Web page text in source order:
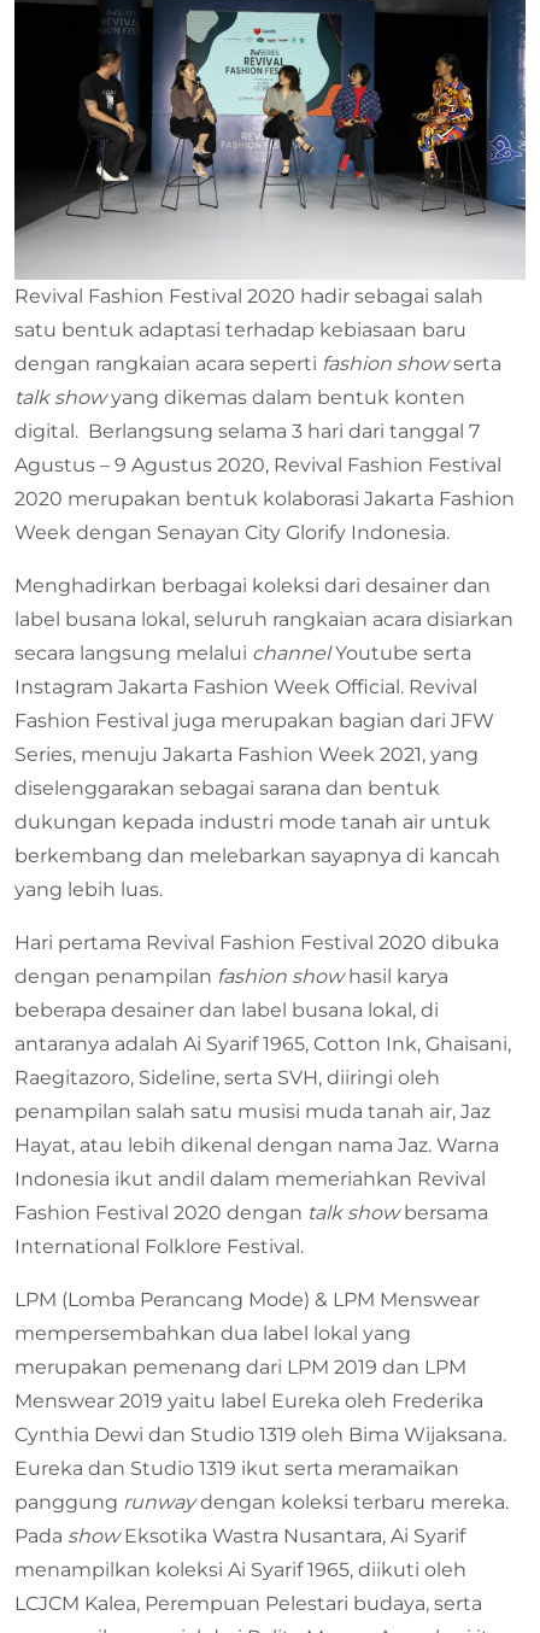
Revival Fashion Festival 2020 hadir sebagai salah
satu bentuk adaptasi terhadap kebiasaan baru
dengan rangkaian acara seperti fashion showserta
talk showyang dikemas dalam bentuk konten
digital. Berlangsung selama 3 hari dari tanggal 7
Agustus – 9 Agustus 2020, Revival Fashion Festival
2020 merupakan bentuk kolaborasi Jakarta Fashion
Week dengan Senayan City Glorify Indonesia.
Menghadirkan berbagai koleksi dari desainer dan
label busana lokal, seluruh rangkaian acara disiarkan
secara langsung melalui channelYoutube serta
Instagram Jakarta Fashion Week Official. Revival
Fashion Festival juga merupakan bagian dari JFW
Series, menuju Jakarta Fashion Week 2021, yang
diselenggarakan sebagai sarana dan bentuk
dukungan kepada industri mode tanah air untuk
berkembang dan melebarkan sayapnya di kancah
yang lebih luas.
Hari pertama Revival Fashion Festival 2020 dibuka
dengan penampilan fashion showhasil karya
beberapa desainer dan label busana lokal, di
antaranya adalah Ai Syarif 1965, Cotton Ink, Ghaisani,
Raegitazoro, Sideline, serta SVH, diiringi oleh
penampilan salah satu musisi muda tanah air, Jaz
Hayat, atau lebih dikenal dengan nama Jaz. Warna
Indonesia ikut andil dalam memeriahkan Revival
Fashion Festival 2020 dengan talk show bersama
International Folklore Festival.
LPM (Lomba Perancang Mode) & LPM Menswear
mempersembahkan dua label lokal yang
merupakan pemenang dari LPM 2019 dan LPM
Menswear 2019 yaitu label Eureka oleh Frederika
Cynthia Dewi dan Studio 1319 oleh Bima Wijaksana.
Eureka dan Studio 1319 ikut serta meramaikan
panggung runwaydengan koleksi terbaru mereka.
Pada showEksotika Wastra Nusantara, Ai Syarif
menampilkan koleksi Ai Syarif 1965, diikuti oleh
LCJCM Kalea, Perempuan Pelestari budaya, serta